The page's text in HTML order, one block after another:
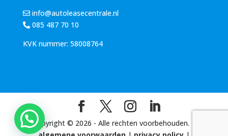
info@autoleasecentrale.nl
085 487 70 10
KVK nummer: 58008764
Copyright © 2026 - Alle rechten voorbehouden. |